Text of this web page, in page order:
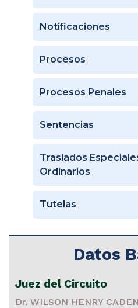
Notificaciones
Procesos
Procesos Penales
Sentencias
Traslados
Ordinarios
Tutelas
Datos
Juez del Circuito
Dr. WILSON HENRY